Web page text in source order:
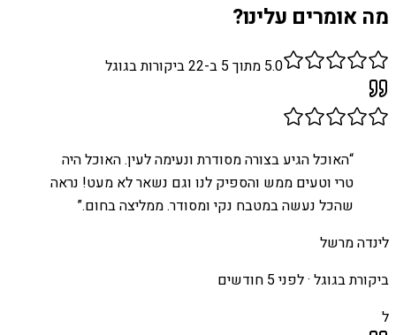
מה אומרים עלינו?
5.0 מתוך 5 ב- 22ביקורות בגוגל
“האוכל הגיע בצורה מסודרת ונעימה לעין. האוכל היה
טרי וטעים ממש והספיק לנו וגם נשאר לא מעט! נראה
שהכל נעשה במטבח נקי ומסודר. ממליצה בחום.”
לינדה מרשל
ביקורת בגוגל ·לפני 5 חודשים
ל